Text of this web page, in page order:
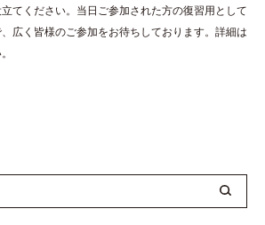
てください。当日ご参加された方の復習用として
広く皆様のご参加をお待ちしております。詳細は